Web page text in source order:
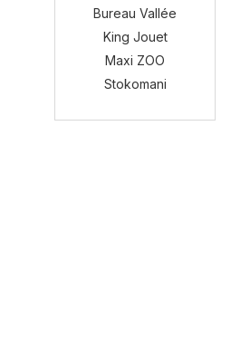
Bureau Vallée
King Jouet
Maxi ZOO
Stokomani